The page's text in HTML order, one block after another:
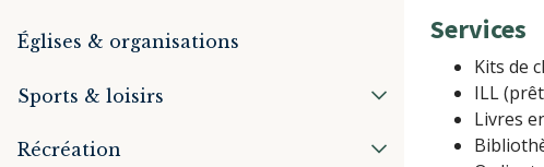
Églises & organisations
Sports & loisirs
Récréation
Services
Kits de
ILL
Livres